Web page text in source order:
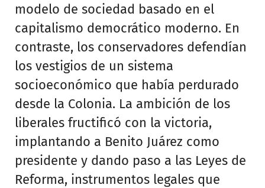
modelo de sociedad basado en el
capitalismo democrático moderno. En
contraste, los conservadores defendían
los vestigios de un sistema
socioeconómico que había perdurado
desde la Colonia. La ambición de los
liberales fructificó con la victoria,
implantando a Benito Juárez como
presidente y dando paso a las Leyes de
Reforma, instrumentos legales que